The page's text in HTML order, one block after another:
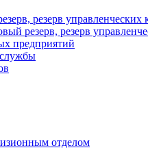
резерв управленческих
резерв, резерв
предприятий
отделом